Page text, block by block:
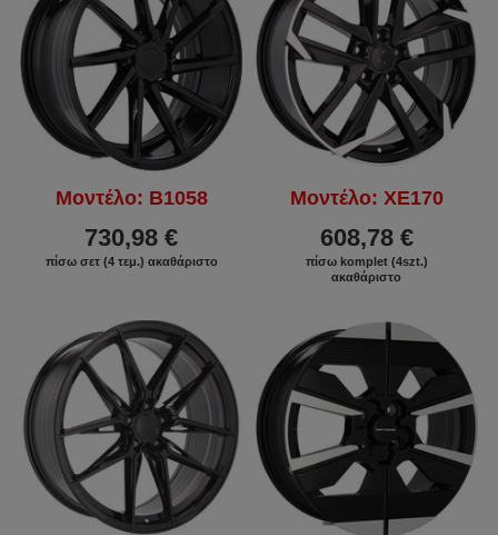
Μοντέλο: B1058
730,98 €
πίσω σετ (4 τεμ.) ακαθάριστο
Μοντέλο: XE170
608,78 €
πίσω komplet (4szt.)
ακαθάριστο